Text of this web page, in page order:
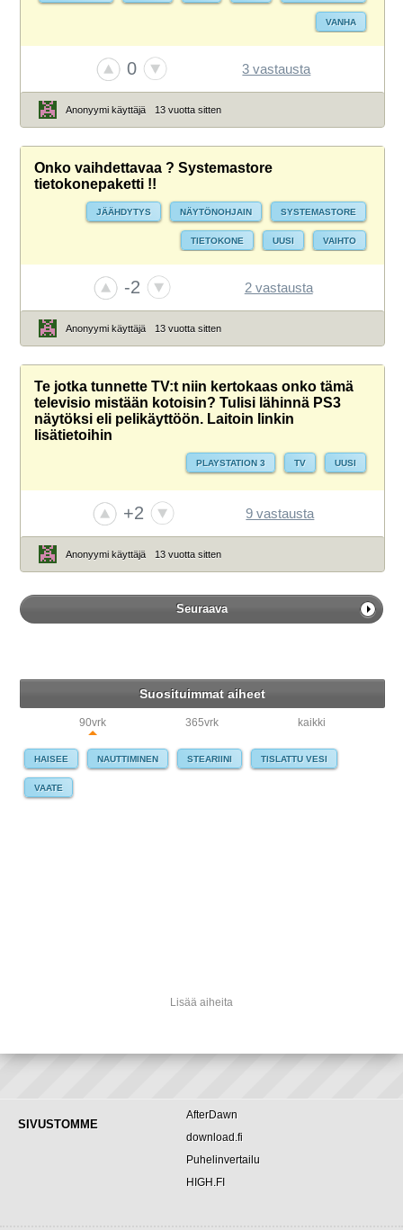
VANHA
0 3 vastausta
Anonyymi käyttäjä 13 vuotta sitten
Onko vaihdettavaa ? Systemastore
tietokonepaketti !!
JÄÄHDYTYS NÄYTÖNOHJAIN SYSTEMASTORE
TIETOKONE UUSI VAIHTO
-2 2 vastausta
Anonyymi käyttäjä 13 vuotta sitten
Te jotka tunnette TV:t niin kertokaas onko tämä
televisio mistään kotoisin? Tulisi lähinnä PS3
näytöksi eli pelikäyttöön. Laitoin linkin
lisätietoihin
PLAYSTATION 3 TV UUSI
+2 9 vastausta
Anonyymi käyttäjä 13 vuotta sitten
Seuraava
Suosituimmat aiheet
90vrk 365vrk kaikki
HAISEE NAUTTIMINEN STEARIINI TISLATTU VESI
VAATE
Lisää aiheita
SIVUSTOMME
AfterDawn
download.fi
Puhelinvertailu
HIGH.FI